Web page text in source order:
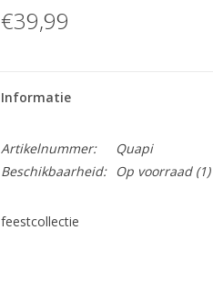
€39,99
Informatie
Artikelnummer:
Quapi
Beschikbaarheid:
Op voorraad(1)
feestcollectie